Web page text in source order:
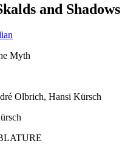
and Shadows
Myth
Olbrich, Hansi Kürsch